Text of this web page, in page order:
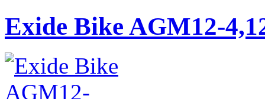
Exide Bike AGM12-